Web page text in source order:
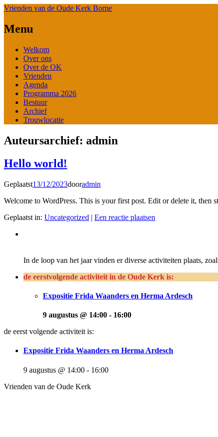
Vrienden van de Oude Kerk Borne
Menu
Spring
naar
inhoud
Welkom
Over ons
Over de OK
Vrienden
Agenda
Programma 2026
Bestuur
Archief
Trouwlocatie
Auteursarchief: admin
Hello world!
Geplaatst13/12/2023dooradmin
Welcome to WordPress. This is your first post. Edit or delete it, then
Geplaatst in: Uncategorized | Een reactie plaatsen
In de loop van het jaar vinden er diverse activiteiten plaats,
de eerstvolgende activiteit in de Oude Kerk is:
Expositie Frida Waanders en Herma Ardesch
9 augustus @ 14:00 - 16:00
de eerst volgende activiteit is:
Expositie Frida Waanders en Herma Ardesch
9 augustus @ 14:00 - 16:00
Vrienden van de Oude Kerk